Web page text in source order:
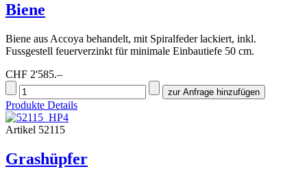
Biene
Biene aus Accoya behandelt, mit Spiralfeder lackiert, inkl.
Fussgestell feuerverzinkt für minimale Einbautiefe 50 cm.
CHF 2'585.–
Produkte Details
Artikel 52115
Grashüpfer